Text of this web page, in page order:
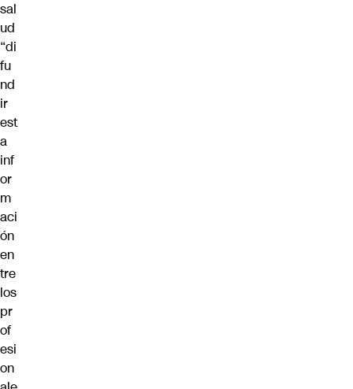
sal
ud
“di
fu
nd
ir
est
a
inf
or
m
aci
ón
en
tre
los
pr
of
esi
on